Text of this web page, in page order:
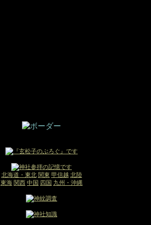
北海道・東北 関東 甲信越 北陸
東海 関西 中国 四国 九州・沖縄